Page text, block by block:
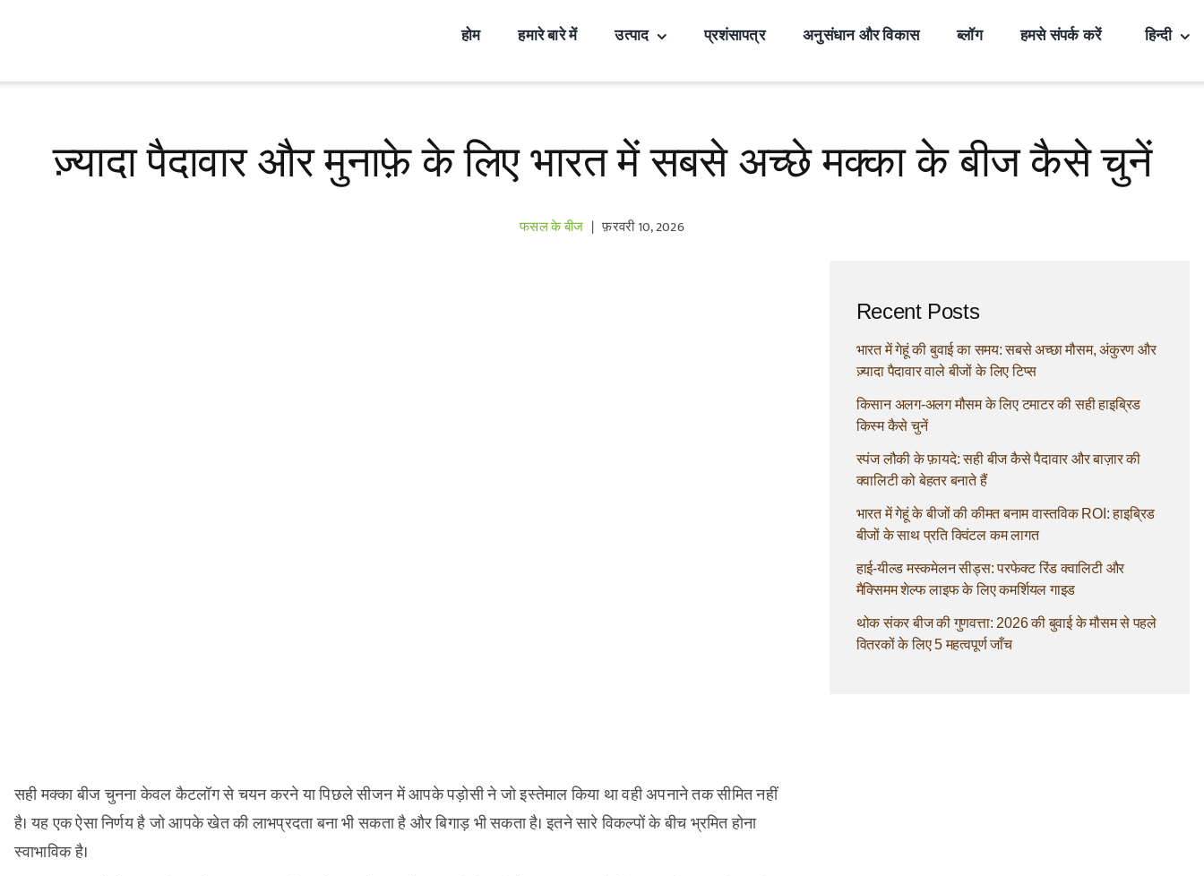
होम हमारे बारे में उत्पाद प्रशंसापत्र अनुसंधान और विकास ब्लॉग हमसे संपर्क करें हिन्दी
ज़्यादा पैदावार और मुनाफ़े के लिए भारत में सबसे अच्छे मक्का के बीज कैसे चुनें
फसल के बीज | फ़रवरी 10, 2026
सही मक्का बीज चुनना केवल कैटलॉग से चयन करने या पिछले सीजन में आपके पड़ोसी ने जो इस्तेमाल किया था वही अपनाने तक सीमित नहीं
है। यह एक ऐसा निर्णय है जो आपके खेत की लाभप्रदता बना भी सकता है और बिगाड़ भी सकता है। इतने सारे विकल्पों के बीच भ्रमित होना
स्वाभाविक है।
Recent Posts
भारत में गेहूं की बुवाई का समय: सबसे अच्छा मौसम, अंकुरण और
ज़्यादा पैदावार वाले बीजों के लिए टिप्स
किसान अलग-अलग मौसम के लिए टमाटर की सही हाइब्रिड
किस्म कैसे चुनें
स्पंज लौकी के फ़ायदे: सही बीज कैसे पैदावार और बाज़ार की
क्वालिटी को बेहतर बनाते हैं
भारत में गेहूं के बीजों की कीमत बनाम वास्तविक ROI: हाइब्रिड
बीजों के साथ प्रति क्विंटल कम लागत
हाई-यील्ड मस्कमेलन सीड्स: परफेक्ट रिंड क्वालिटी और
मैक्सिमम शेल्फ लाइफ के लिए कमर्शियल गाइड
थोक संकर बीज की गुणवत्ता: 2026 की बुवाई के मौसम से पहले
वितरकों के लिए 5 महत्वपूर्ण जाँच